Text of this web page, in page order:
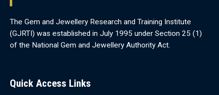
The Gem and Jewellery Research and Training Institute
(GJRTI) was established in July 1995 under Section 25 (1)
of the National Gem and Jewellery Authority Act.
Quick Access Links